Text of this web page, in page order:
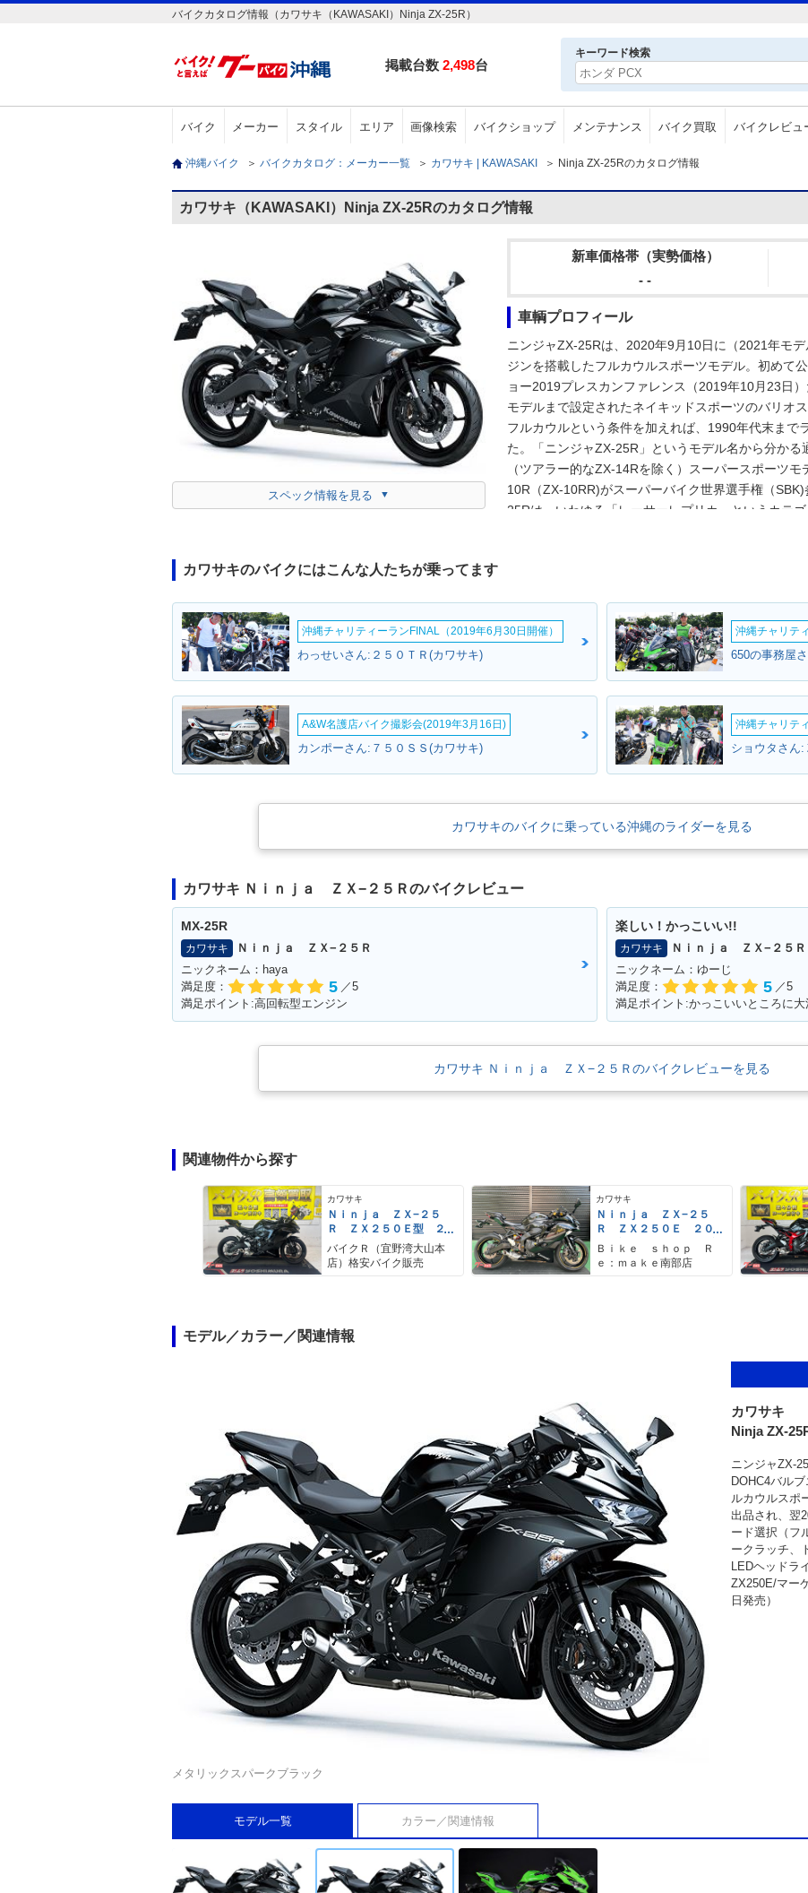
バイクカタログ情報（カワサキ（KAWASAKI）Ninja ZX-25R）
掲載台数 2,498台
キーワード検索
バイク メーカー スタイル エリア 画像検索 バイクショップ メンテナンス バイク買取 バイクレビュ
沖縄バイク ＞ バイクカタログ：メーカー一覧 ＞ カワサキ | KAWASAKI ＞ Ninja ZX-25Rのカタログ情報
カワサキ（KAWASAKI）Ninja ZX-25Rのカタログ情報
スペック情報を見る
新車価格帯（実勢価格）
- -
車輌プロフィール
ニンジャZX-25Rは、2020年9月10日に（2021年モ
ジンを搭載したフルカウルスポーツモデル。初めて
ョー2019プレスカンファレンス（2019年10月23日
モデルまで設定されたネイキッドスポーツのバリオ
フルカウルという条件を加えれば、1990年代末まで
た。「ニンジャZX-25R」というモデル名から分か
（ツアラー的なZX-14Rを除く）スーパースポーツ
10R（ZX-10RR)がスーパーバイク世界選手権（
25Rは、いわゆる「レーサーレプリカ」というカテ
ワーとローパワーから選択可能。トラクションコン
た、倒立式のフロントフォークには、ブレーキング
ロール性を高めるSFF-BPが採用された。ニンジャ
ィション（SE)が設定され、ニンジャZX-25Rではオ
どが標準装備された（詳細は、別項のニンジャZX-
は2023年モデルで平成32年（令和2年）排ガス規制
25Rは未対応のまま（2023年3月時点）
カワサキのバイクにはこんな人たちが乗ってます
沖縄チャリティーランFINAL（2019年6月30日開催）
わっせいさん:２５０ＴＲ(カワサキ)
沖縄チャリテ
650の事務屋
A&W名護店バイク撮影会(2019年3月16日)
カンポーさん:７５０ＳＳ(カワサキ)
沖縄チャリテ
ショウタさん
カワサキのバイクに乗っている沖縄のライダーを見る
カワサキ Ｎｉｎｊａ ＺＸ−２５Ｒのバイクレビュー
MX-25R
カワサキ
Ｎｉｎｊａ ＺＸ−２５Ｒ
ニックネーム：haya
満足度：
5 ／5
満足ポイント:高回転型エンジン
楽しい！かっこいい!!
カワサキ
Ｎｉｎｊａ ＺＸ−２５Ｒ
ニックネーム：ゆーじ
満足度：
5 ／5
カワサキ Ｎｉｎｊａ ＺＸ−２５Ｒのバイクレビューを見る
関連物件から探す
カワサキ
Ｎｉｎｊａ ＺＸ−２５
Ｒ ＺＸ２５０Ｅ型 ２
０２２年モデル スマホ
ホルダー マルチバー
バイクＲ（宜野湾大山本
店）格安バイク販売
カワサキ
Ｎｉｎｊａ ＺＸ−２５
Ｒ ＺＸ２５０Ｅ ２０
２１年モデル フェンダ
ーレス エンジンスライ
ダー バックステップ
Ｂｉｋｅ ｓｈｏｐ Ｒ
ｅ：ｍａｋｅ南部店
モデル／カラー／関連情報
メタリックスパークブラック
カワサキ
Ninja ZX-
ニンジャZX-
DOHC4バル
ルカウルスポ
出品され、翌
ード選択（フ
ークラッチ、
LEDヘッドラ
ZX250E/マー
日発売）
モデル一覧 カラー／関連情報